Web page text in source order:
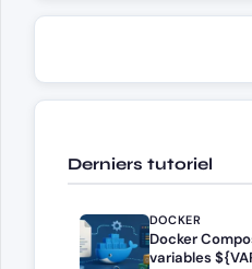
Derniers tutoriel
DOCKER
Docker
variables